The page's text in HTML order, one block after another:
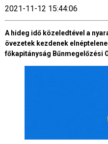
2021-11-12 15:44:06
A hideg idő közeledtével a
övezetek kezdenek
főkapitányság Bűnmegelőzési